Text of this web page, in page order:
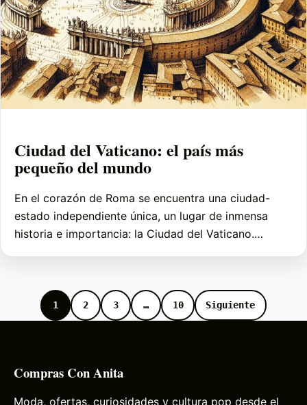
Ciudad del Vaticano: el país más
pequeño del mundo
En el corazón de Roma se encuentra una ciudad-
estado independiente única, un lugar de inmensa
historia e importancia: la Ciudad del Vaticano.…
1 2 3 … 10 Siguiente
Compras Con Anita
Moda, ofertas, curiosidades y cultura pop desde el